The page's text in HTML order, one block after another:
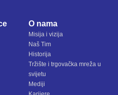
O nama
Misija i vizija
Naš Tim
Historija
Tržište i trgovačka mreža u
svijetu
Mediji